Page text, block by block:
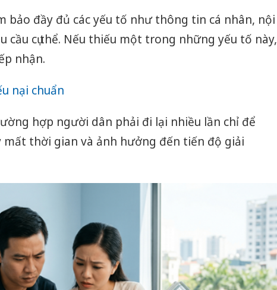
bảo đầy đủ các yếu tố như thông tin cá nhân, nội
cầu cụ thể. Nếu thiếu một trong những yếu tố này,
nhận.
nại chuẩn
hợp người dân phải đi lại nhiều lần chỉ để
mất thời gian và ảnh hưởng đến tiến độ giải